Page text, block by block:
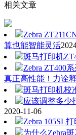
相关文章
Zebra
算也能智能灵活
斑马打印机
Zebra ZT400系
真正高性能！力诠释
斑马打印机校
应该调整多少
2020-11-06
Zebra 105SL
为什么Zebra斑